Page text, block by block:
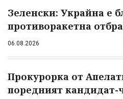
Зеленски: Украйна е
противоракетна
06.08.2026
Прокурорка от
поредният кандидат-